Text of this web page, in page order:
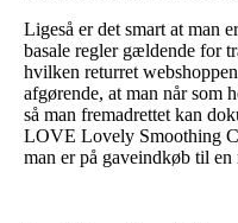
Ligeså er det smart at man
basale regler gældende for
hvilken returret
afgørende, at man når som
så man fremadrettet kan
LOVE Lovely Smoothing
man er på gaveindkøb til